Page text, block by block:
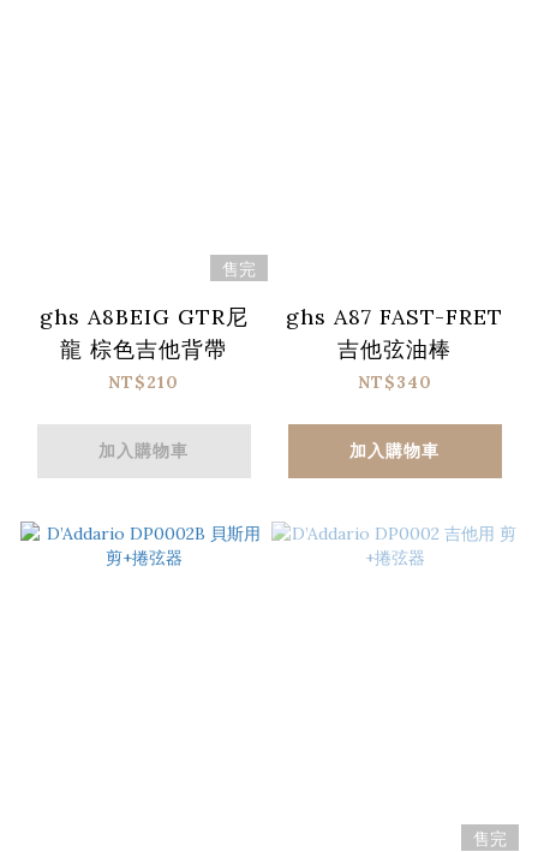
售完
ghs A8BEIG GTR尼
龍 棕色吉他背帶
NT$210
加入購物車
ghs A87 FAST-FRET
吉他弦油棒
NT$340
加入購物車
售完